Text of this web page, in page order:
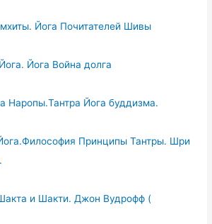
Йога Почитателей Шивы
Йога Война долга
Наропы.Тантра Йога буддизма.
Принципы Тантры. Шри
и Шакти. Джон Вудрофф (